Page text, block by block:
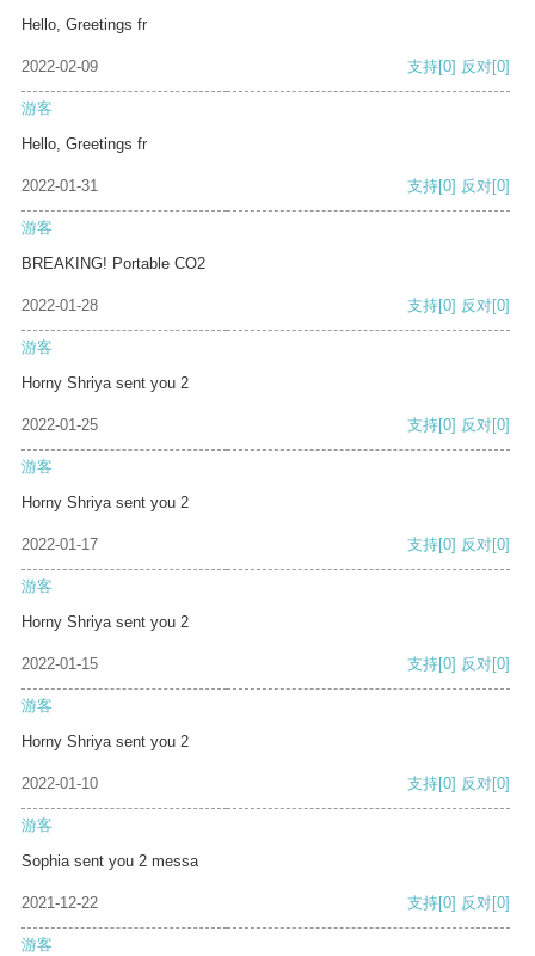
Hello, Greetings fr
2022-02-09 支持[0] 反对[0]
游客
Hello, Greetings fr
2022-01-31 支持[0] 反对[0]
游客
BREAKING! Portable CO2
2022-01-28 支持[0] 反对[0]
游客
Horny Shriya sent you 2
2022-01-25 支持[0] 反对[0]
游客
Horny Shriya sent you 2
2022-01-17 支持[0] 反对[0]
游客
Horny Shriya sent you 2
2022-01-15 支持[0] 反对[0]
游客
Horny Shriya sent you 2
2022-01-10 支持[0] 反对[0]
游客
Sophia sent you 2 messa
2021-12-22 支持[0] 反对[0]
游客